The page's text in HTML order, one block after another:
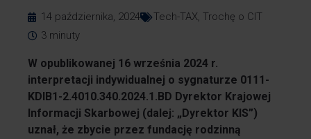
14 października, 2024 Tech-TAX, Trochę o CIT
3 minuty
W opublikowanej 16 września 2024 r.
interpretacji indywidualnej o sygnaturze 0111-
KDIB1-2.4010.340.2024.1.BD Dyrektor Krajowej
Informacji Skarbowej (dalej: „Dyrektor KIS”)
uznał, że zbycie przez fundację rodzinną